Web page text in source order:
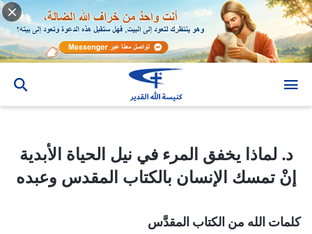
د. لماذا يخفق المرء في نيل الحياة الأبدية
إنْ تمسك الإنسان بالكتاب المقدس وعبده
كلمات الله من الكتاب المقدَّس